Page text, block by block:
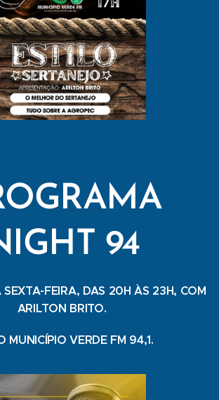
94
SEXTA-FEIRA, DAS 20H ÀS 23H, COM
ARILTON BRITO.
MUNICÍPIO VERDE FM 94,1.